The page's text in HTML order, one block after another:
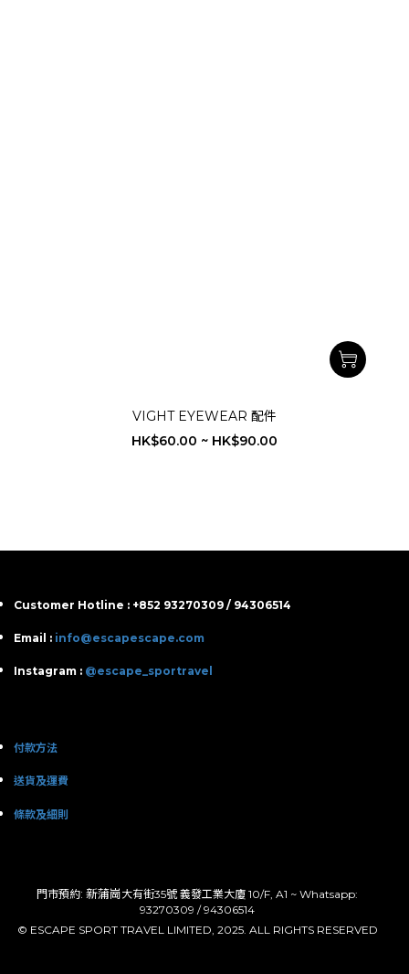
VIGHT EYEWEAR 配件
HK$60.00 ~ HK$90.00
Customer Hotline : +852 93270309 / 94306514
Email : info@escapescape.com
Instagram : @escape_sportravel
付款方法
送貨及運費
條款及細則
門市預約: 新蒲崗大有街35號 義發工業大廈 10/F, A1 ~ Whatsapp:
93270309 / 94306514
© ESCAPE SPORT TRAVEL LIMITED, 2025. ALL RIGHTS RESERVED